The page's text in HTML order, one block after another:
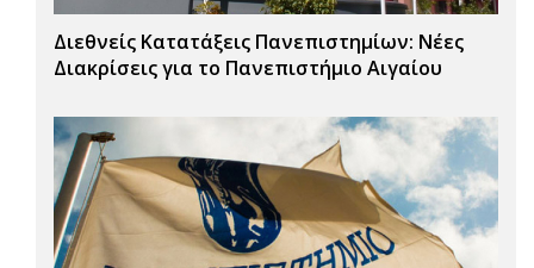
Διεθνείς Κατατάξεις Πανεπιστημίων: Νέες
Διακρίσεις για το Πανεπιστήμιο Αιγαίου